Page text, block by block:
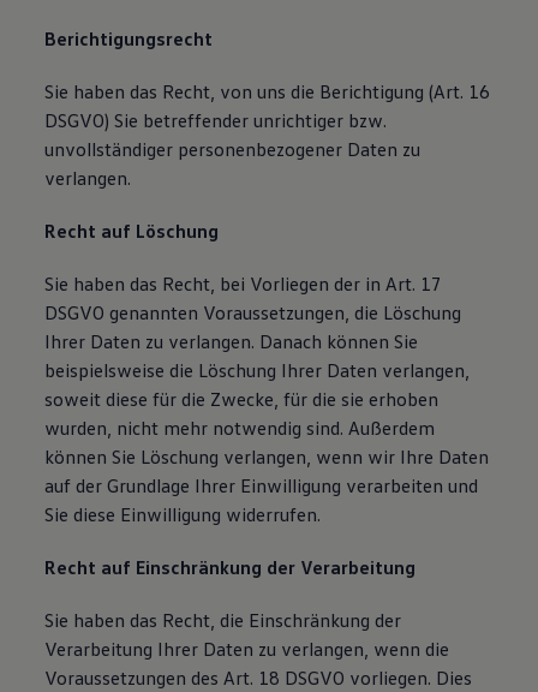
Berichtigungsrecht
Sie haben das Recht, von uns die Berichtigung (Art. 16
DSGVO) Sie betreffender unrichtiger bzw.
unvollständiger personenbezogener Daten zu
verlangen.
Recht auf Löschung
Sie haben das Recht, bei Vorliegen der in Art. 17
DSGVO genannten Voraussetzungen, die Löschung
Ihrer Daten zu verlangen. Danach können Sie
beispielsweise die Löschung Ihrer Daten verlangen,
soweit diese für die Zwecke, für die sie erhoben
wurden, nicht mehr notwendig sind. Außerdem
können Sie Löschung verlangen, wenn wir Ihre Daten
auf der Grundlage Ihrer Einwilligung verarbeiten und
Sie diese Einwilligung widerrufen.
Recht auf Einschränkung der Verarbeitung
Sie haben das Recht, die Einschränkung der
Verarbeitung Ihrer Daten zu verlangen, wenn die
Voraussetzungen des Art. 18 DSGVO vorliegen. Dies